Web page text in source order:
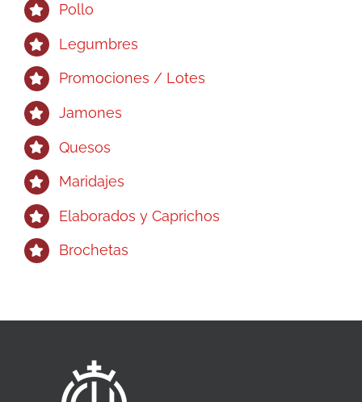
Pollo
Legumbres
Promociones / Lotes
Jamones
Quesos
Maridajes
Elaborados y Caprichos
Brochetas